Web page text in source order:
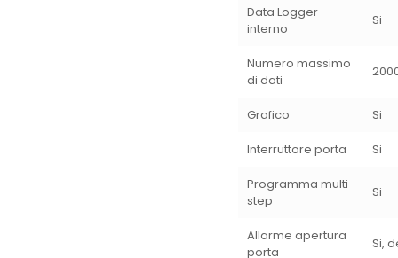
Data Logger
interno
Si
Numero massimo
di dati
Grafico Si
Interruttore porta Si
Programma multi-
step
Si
Allarme apertura
porta
Si,